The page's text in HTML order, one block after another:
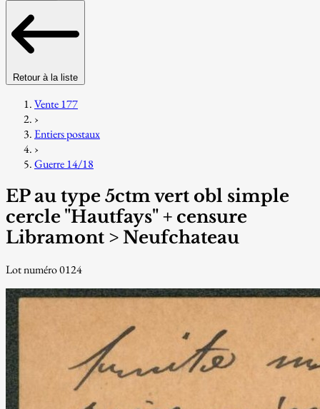
Retour à la liste
Vente 177
›
Entiers postaux
›
Guerre 14/18
EP au type 5ctm vert obl simple
cercle "Hautfays" + censure
Libramont > Neufchateau
Lot numéro 0124